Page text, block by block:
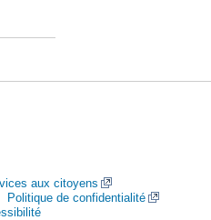
aux citoyens
Politique de confidentialité